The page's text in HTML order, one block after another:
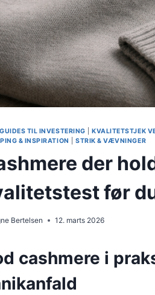
TIL INVESTERING |KVALITETSTJEK
& INSPIRATION
|STRIK & VÆVNINGER
der
før
Bertelsen 12. marts 2026
cashmere i